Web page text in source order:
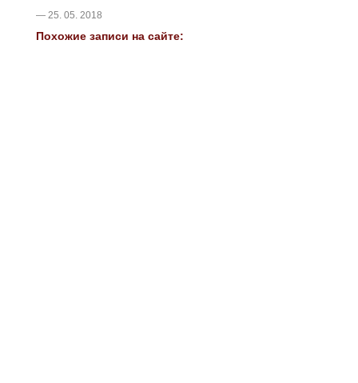
— 25. 05. 2018
Похожие записи на сайте: